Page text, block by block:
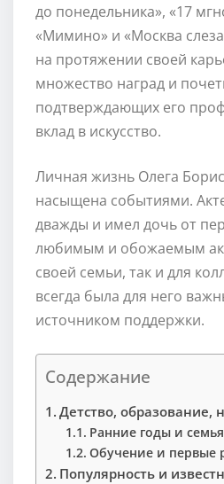
до понедельника», «17
«Мимино» и «Москва
на протяжении своей
множество наград и
подтверждающих его
вклад в искусство.
Личная жизнь Олега
насыщена событиями.
дважды и имел дочь от
любимым и обожаемым
своей семьи, так и для
всегда была для него
источником поддержки.
Содержание
Детство, образование,
Ранние годы и семья
Обучение и первые
Популярность и